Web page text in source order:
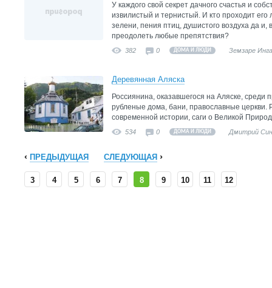
У каждого свой секрет дачного счастья и
извилистый и тернистый. И кто проходит
зелени, пения птиц, душистого воздуха да и,
преодолеть любые препятствия?
382 0 ДОМА И ЛЮДИ Земзаре
Деревянная Аляска
Россиянина, оказавшегося на Аляске, среди
рубленые дома, бани, православные церкви.
современной истории, саги о Великой
534 0 ДОМА И ЛЮДИ Дмитрий
ПРЕДЫДУЩАЯ СЛЕДУЮЩАЯ
3 4 5 6 7 8 9 10 11 12